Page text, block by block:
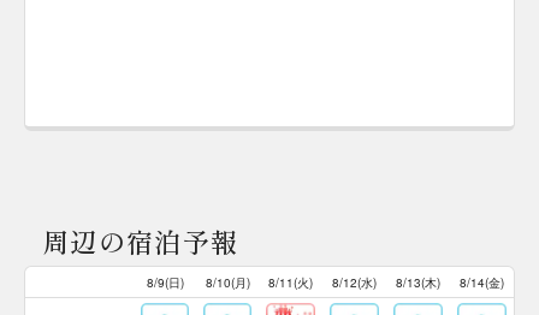
周辺の宿泊予報
8/9(日) 8/10(月) 8/11(火) 8/12(水) 8/13(木) 8/14(金)